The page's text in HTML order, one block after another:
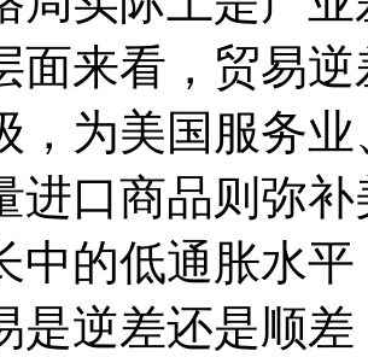
面来看，贸易
，为美国服务
进口商品则弥
中的低通胀水
是逆差还是顺